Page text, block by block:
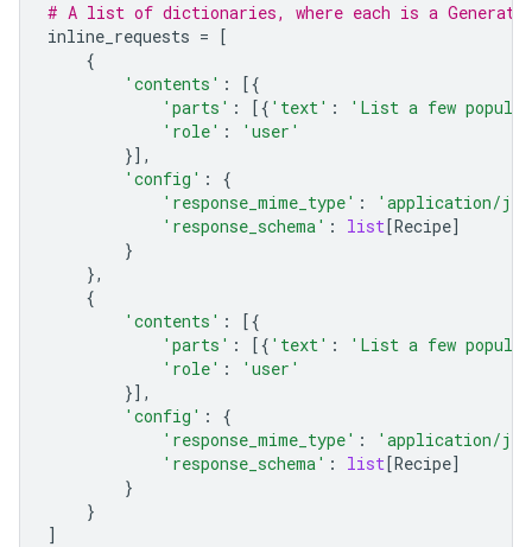
# A list of dictionaries, where each is a
inline_requests = [
{
'contents' :
[{
'parts' : [{ 'text' :
'List a few
'role' :
'user'
}],
'config' :
{
'response_mime_type' :
'application/
'response_schema' : list[Recipe]
}
},
{
'contents' :
[{
'parts' : [{ 'text' :
'List a few
'role' :
'user'
}],
'config' :
{
'response_mime_type' :
'application/
'response_schema' : list[Recipe]
}
}
]